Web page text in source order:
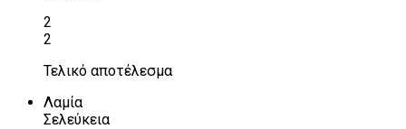
2
2
Τελικό αποτέλεσμα
Λαμία
Σελεύκεια